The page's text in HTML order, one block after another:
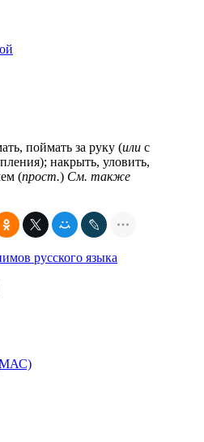
поймать за руку (или с
накрыть, уловить,
(прост.) См. также
русского языка
(МАС)